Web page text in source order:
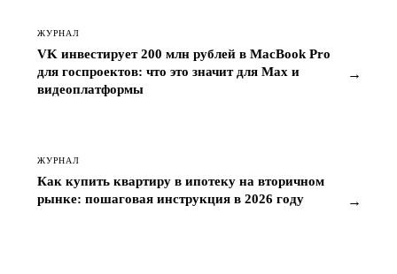
ЖУРНАЛ
VK инвестирует 200 млн рублей в MacBook Pro
для госпроектов: что это значит для Max и
видеоплатформы
→
ЖУРНАЛ
Как купить квартиру в ипотеку на вторичном
рынке: пошаговая инструкция в 2026 году
→